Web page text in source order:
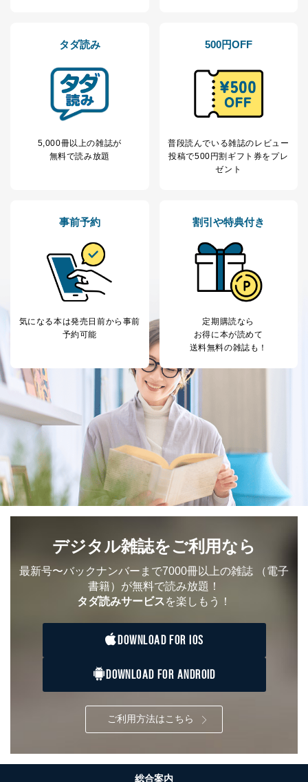
タダ読み
5,000冊以上の雑誌が
無料で読み放題
500円OFF
普段読んでいる雑誌のレビュー
投稿で500円割ギフト券をプレ
ゼント
事前予約
気になる本は発売日前から事前
予約可能
割引や特典付き
定期購読なら
お得に本が読めて
送料無料の雑誌も！
デジタル雑誌をご利用なら
最新号〜バックナンバーまで7000冊以上の雑誌 （電子
書籍）が無料で読み放題！
タダ読みサービスを楽しもう！
DOWNLOAD FOR IOS
DOWNLOAD FOR ANDROID
ご利用方法はこちら
総合案内